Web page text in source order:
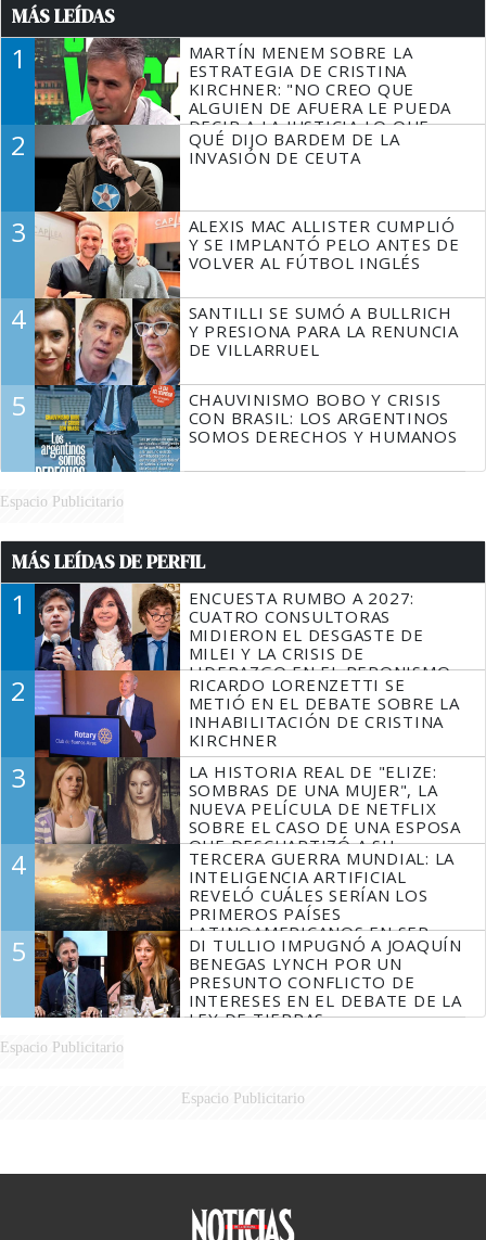
MÁS LEÍDAS
1
MARTÍN MENEM SOBRE LA
ESTRATEGIA DE CRISTINA
KIRCHNER: "NO CREO QUE
ALGUIEN DE AFUERA LE PUEDA
DECIR A LA JUSTICIA LO QUE
TIENE QUE HACER"
2
QUÉ DIJO BARDEM DE LA
INVASIÓN DE CEUTA
3
ALEXIS MAC ALLISTER CUMPLIÓ
Y SE IMPLANTÓ PELO ANTES DE
VOLVER AL FÚTBOL INGLÉS
4
SANTILLI SE SUMÓ A BULLRICH
Y PRESIONA PARA LA RENUNCIA
DE VILLARRUEL
5
CHAUVINISMO BOBO Y CRISIS
CON BRASIL: LOS ARGENTINOS
SOMOS DERECHOS Y HUMANOS
Espacio Publicitario
MÁS LEÍDAS DE PERFIL
1
ENCUESTA RUMBO A 2027:
CUATRO CONSULTORAS
MIDIERON EL DESGASTE DE
MILEI Y LA CRISIS DE
LIDERAZGO EN EL PERONISMO
2
RICARDO LORENZETTI SE
METIÓ EN EL DEBATE SOBRE LA
INHABILITACIÓN DE CRISTINA
KIRCHNER
3
LA HISTORIA REAL DE "ELIZE:
SOMBRAS DE UNA MUJER", LA
NUEVA PELÍCULA DE NETFLIX
SOBRE EL CASO DE UNA ESPOSA
QUE DESCUARTIZÓ A SU
MARIDO
4
TERCERA GUERRA MUNDIAL: LA
INTELIGENCIA ARTIFICIAL
REVELÓ CUÁLES SERÍAN LOS
PRIMEROS PAÍSES
LATINOAMERICANOS EN SER
DERROTADOS
5
DI TULLIO IMPUGNÓ A JOAQUÍN
BENEGAS LYNCH POR UN
PRESUNTO CONFLICTO DE
INTERESES EN EL DEBATE DE LA
LEY DE TIERRAS
Espacio Publicitario
Espacio Publicitario